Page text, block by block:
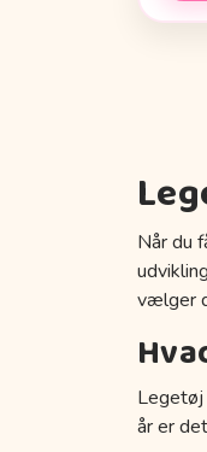
Når du
vælger
år er